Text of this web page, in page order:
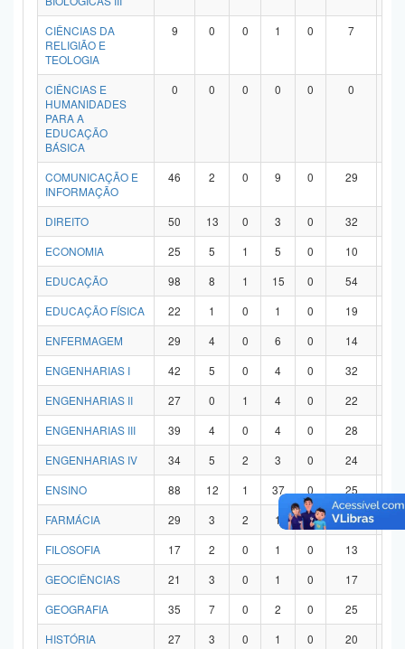
CIÊNCIAS DA
RELIGIÃO E
TEOLOGIA
9 0 0 1 0 7
CIÊNCIAS E
HUMANIDADES
PARA A
EDUCAÇÃO
BÁSICA
0 0 0 0 0 0
COMUNICAÇÃO E
INFORMAÇÃO
46 2 0 9 0 29
DIREITO 50 13 0 3 0 32
ECONOMIA
25 5 1 5 0 10
EDUCAÇÃO
98 8 1 15 0 54
EDUCAÇÃO FÍSICA
22 1 0 1 0 19
ENFERMAGEM
29 4 0 6 0 14
ENGENHARIAS I
42 5 0 4 0 32
ENGENHARIAS II
27 0 1 4 0 22
ENGENHARIAS III
39 4 0 4 0 28
ENGENHARIAS IV
34 5 2 3 0 24
ENSINO
88 12 1 37 0 25
FARMÁCIA
29 3 2 1 0 21
FILOSOFIA
17 2 0 1 0 13
GEOCIÊNCIAS
21 3 0 1 0 17
GEOGRAFIA
35 7 0 2 0 25
HISTÓRIA
27 3 0 1 0 20